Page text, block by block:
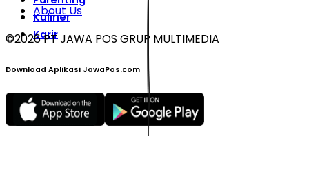
Kuliner
Karir
About Us
©2026PT JAWA POS GRUP MULTIMEDIA
Download Aplikasi JawaPos.com